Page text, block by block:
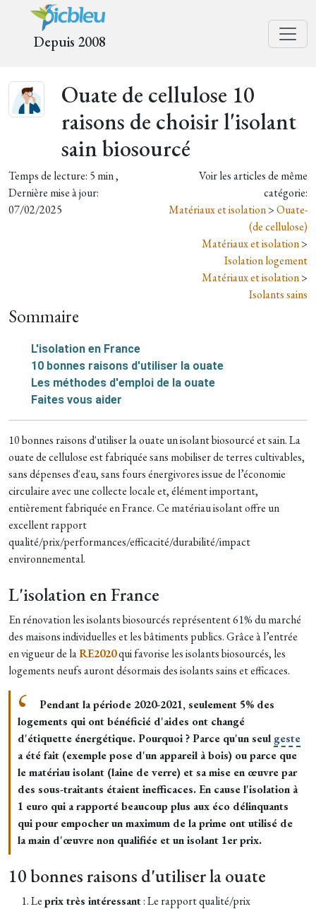
Depuis 2008
Ouate de cellulose 10
raisons de choisir l'isolant
sain biosourcé
Temps de lecture: 5 min ,
Dernière mise à jour:
07/02/2025
Voir les articles de même
catégorie:
Matériaux et isolation>Ouate-
(de cellulose)
Matériaux et isolation>
Isolation logement
Matériaux et isolation>
Isolants sains
Sommaire
L'isolation en France
10 bonnes raisons d'utiliser la ouate
Les méthodes d'emploi de la ouate
Faites vous aider
10 bonnes raisons d'utiliser la ouate un isolant biosourcé et sain. La
ouate de cellulose est fabriquée sans mobiliser de terres cultivables,
sans dépenses d'eau, sans fours énergivores issue de l’économie
circulaire avec une collecte locale et, élément important,
entièrement fabriquée en France.Ce matériau isolant offre un
excellent rapport
qualité/prix/performances/efficacité/durabilité/impact
environnemental.
L'isolation en France
En rénovation les isolants biosourcés représentent 61% du marché
des maisons individuelles et les bâtiments publics.Grâce à l’entrée
en vigueur de laRE2020qui favorise les isolants biosourcés, les
logements neufs auront désormais des isolants sains et efficaces.
Pendant la période 2020-2021, seulement 5% des
logements qui ont bénéficié d'aides ont changé
d'étiquette énergétique. Pourquoi ? Parce qu'un seul geste
a été fait (exemple pose d'un appareil à bois) ou parce que
le matériau isolant (laine de verre) et sa mise en œuvre par
des sous-traitants étaient inefficaces. En cause l'isolation à
1 euro qui a rapporté beaucoup plus aux éco délinquants
qui pour empocher un maximum de la prime ont utilisé de
la main d'œuvre non qualifiée et un isolant 1er prix.
10 bonnes raisons d'utiliser la ouate
Leprix très intéressant: Le rapport qualité/prix